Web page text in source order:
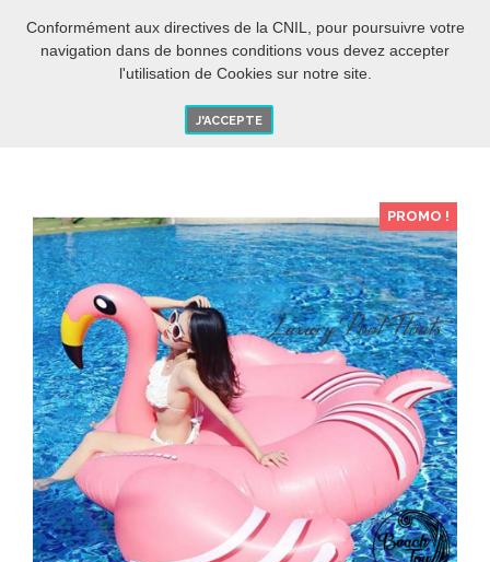
Conformément aux directives de la CNIL, pour poursuivre votre
navigation dans de bonnes conditions vous devez accepter
l'utilisation de Cookies sur notre site.
J'ACCEPTE
FR O
PROMO !